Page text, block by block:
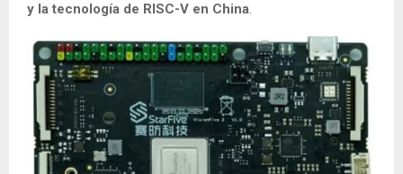
y la tecnología de RISC-V en China.